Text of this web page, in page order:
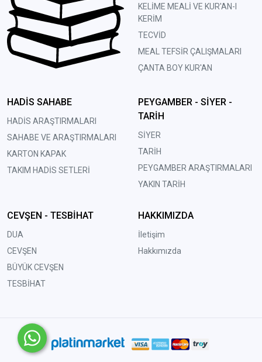
KELİME MEALİ VE KUR'AN-I
KERİM
TECVİD
MEAL TEFSİR ÇALIŞMALARI
ÇANTA BOY KUR'AN
HADİS SAHABE
HADİS ARAŞTIRMALARI
SAHABE VE ARAŞTIRMALARI
KARTON KAPAK
TAKIM HADİS SETLERİ
PEYGAMBER - SİYER -
TARİH
SİYER
TARİH
PEYGAMBER ARAŞTIRMALARI
YAKIN TARİH
CEVŞEN - TESBİHAT
DUA
CEVŞEN
BÜYÜK CEVŞEN
TESBİHAT
HAKKIMIZDA
İletişim
Hakkımızda